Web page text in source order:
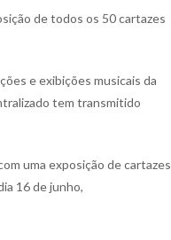
de todos os 50 cartazes
e exibições musicais da
tem transmitido
uma exposição de cartazes
16 de junho,